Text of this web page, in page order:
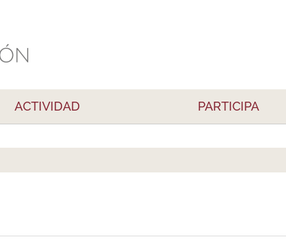
ACTIVIDAD PARTICIPA